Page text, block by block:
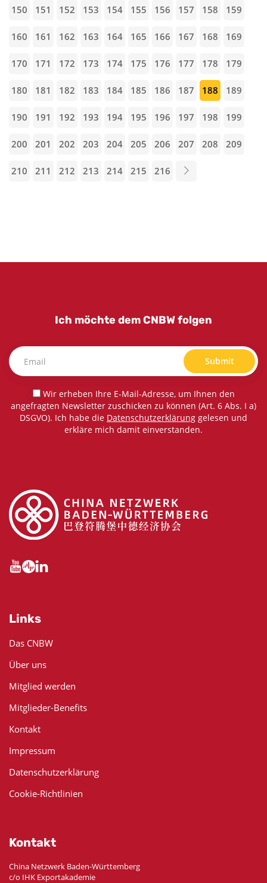
150 151 152 153 154 155 156 157 158 159
160 161 162 163 164 165 166 167 168 169
170 171 172 173 174 175 176 177 178 179
180 181 182 183 184 185 186 187 188 189
190 191 192 193 194 195 196 197 198 199
200 201 202 203 204 205 206 207 208 209
210 211 212 213 214 215 216
Ich möchte dem CNBW folgen
Submit
Wir erheben Ihre E-Mail-Adresse, um Ihnen den
angefragten Newsletter zuschicken zu können (Art. 6 Abs. I a)
DSGVO). Ich habe die Datenschutzerklärung gelesen und
erkläre mich damit einverstanden.
Links
Das CNBW
Über uns
Mitglied werden
Mitglieder-Benefits
Kontakt
Impressum
Datenschutzerklärung
Cookie-Richtlinien
Kontakt
China Netzwerk Baden-Württemberg
c/o IHK Exportakademie